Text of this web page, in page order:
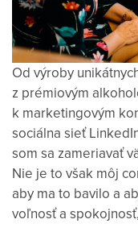
Od výroby
z prémiovým
k marketingovým
sociálna sieť
som sa zameriavať
Nie je to však môj
aby ma to bavilo a
voľnosť a